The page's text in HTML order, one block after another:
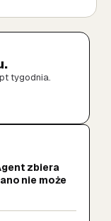
tygodnia.
zbiera
nie może